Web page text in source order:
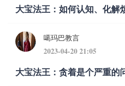
大宝法王：如何认知、化解
噶玛巴教言
2023-04-20 21:05
大宝法王：贪着是个严重的